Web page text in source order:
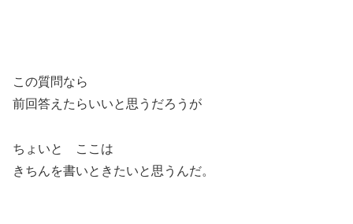
この質問なら
前回答えたらいいと思うだろうが
ちょいと ここは
きちんを書いときたいと思うんだ。